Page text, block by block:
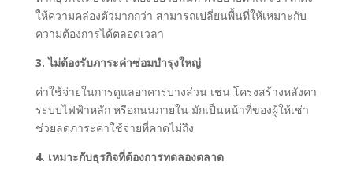
ให้ความคล่องตัวมากกว่า สามารถเปลี่ยนพื้นที่ให้เหมาะกับ
ความต้องการได้ตลอดเวลา
3. ไม่ต้องรับภาระค่าซ่อมบำรุงใหญ่
ค่าใช้จ่ายในการดูแลอาคารบางส่วน เช่น โครงสร้างหลังคา
ระบบไฟฟ้าหลัก หรือถนนภายใน มักเป็นหน้าที่ของผู้ให้เช่า
ช่วยลดภาระค่าใช้จ่ายที่คาดไม่ถึง
4. เหมาะกับธุรกิจที่ต้องการทดลองตลาด